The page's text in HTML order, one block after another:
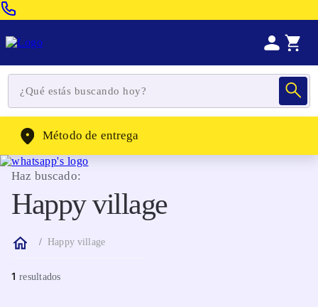
WhatsApp: (302) 262-4104
Método de entrega
Haz buscado:
Happy village
Happy village
1